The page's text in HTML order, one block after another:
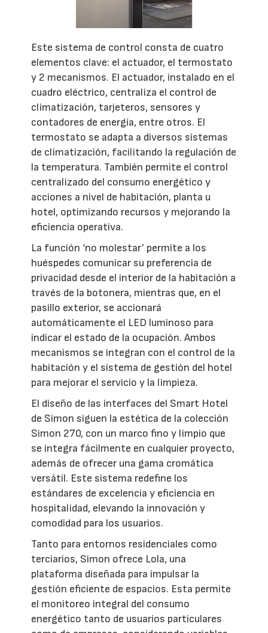
Este sistema de control consta de cuatro
elementos clave: el actuador, el termostato
y 2 mecanismos. El actuador, instalado en el
cuadro eléctrico, centraliza el control de
climatización, tarjeteros, sensores y
contadores de energía, entre otros. El
termostato se adapta a diversos sistemas
de climatización, facilitando la regulación de
la temperatura. También permite el control
centralizado del consumo energético y
acciones a nivel de habitación, planta u
hotel, optimizando recursos y mejorando la
eficiencia operativa.
La función ‘no molestar’ permite a los
huéspedes comunicar su preferencia de
privacidad desde el interior de la habitación a
través de la botonera, mientras que, en el
pasillo exterior, se accionará
automáticamente el LED luminoso para
indicar el estado de la ocupación. Ambos
mecanismos se integran con el control de la
habitación y el sistema de gestión del hotel
para mejorar el servicio y la limpieza.
El diseño de las interfaces del Smart Hotel
de Simon siguen la estética de la colección
Simon 270, con un marco fino y limpio que
se integra fácilmente en cualquier proyecto,
además de ofrecer una gama cromática
versátil. Este sistema redefine los
estándares de excelencia y eficiencia en
hospitalidad, elevando la innovación y
comodidad para los usuarios.
Tanto para entornos residenciales como
terciarios, Simon ofrece Lola, una
plataforma diseñada para impulsar la
gestión eficiente de espacios. Esta permite
el monitoreo integral del consumo
energético tanto de usuarios particulares